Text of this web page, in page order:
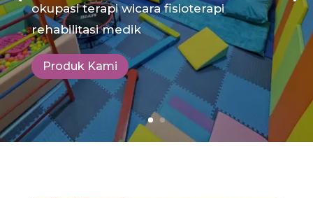
okupasi terapi wicara fisioterapi
rehabilitasi medik
Produk Kami